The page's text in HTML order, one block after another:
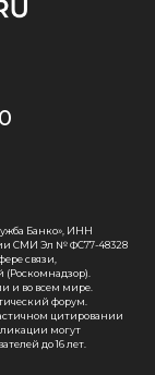
Банко», ИНН
СМИ Эл № ФС77-48328
связи,
и во всем мире.
форум.
цитировании
могут
до 16 лет.